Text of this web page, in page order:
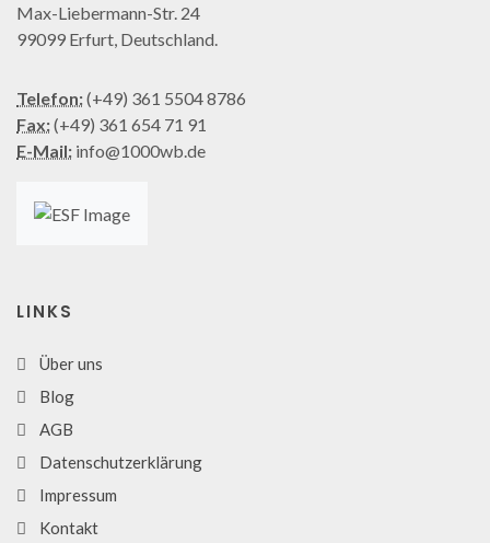
Max-Liebermann-Str. 24
99099 Erfurt, Deutschland.
Telefon:(+49) 361 5504 8786
Fax:(+49) 361 654 71 91
E-Mail: info@1000wb.de
LINKS
Über uns
Blog
AGB
Datenschutzerklärung
Impressum
Kontakt